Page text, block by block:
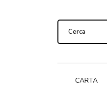
CARTA